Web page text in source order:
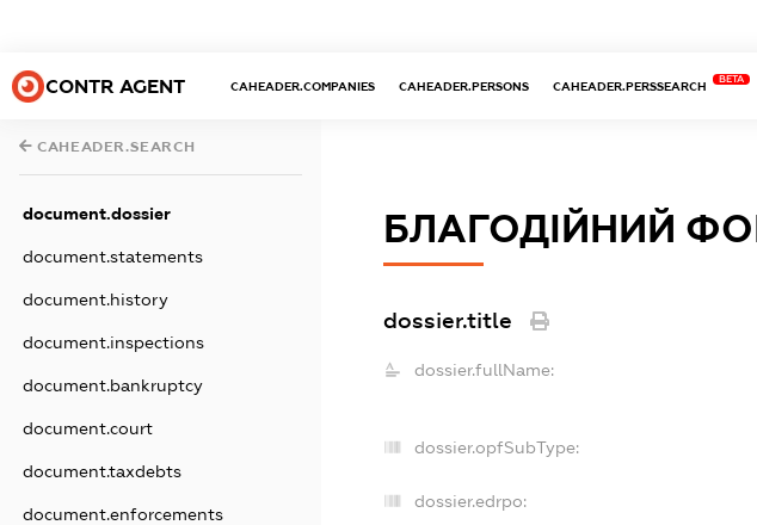
CONTR AGENT CAHEADER.COMPANIES CAHEADER.PERSONS CAHEADER.PERSSEARCH
BETA
CAHEADER.SEARCH
document.dossier
document.statements
document.history
document.inspections
document.bankruptcy
document.court
document.taxdebts
document.enforcements
БЛАГОДІЙНИЙ
dossier.title
dossier.fullName:
dossier.opfSubType:
dossier.edrpo: